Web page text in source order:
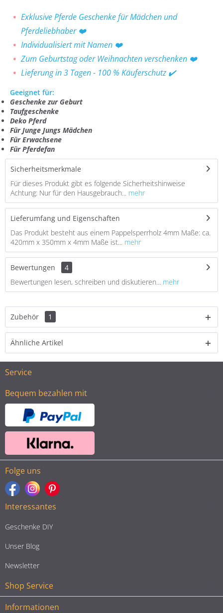
Exklusive Pferde Geschenke für Mädchen und
Pferdeliebhaber ❤️
Individualisiert mit Namen ❤️
Zum Geburtstag oder Weihnachten verschenken ❤️
Lieferung in 3 Tagen - 100 % Käuferschutz ✔️
Geeignet für:
Geschenke zur Geburt
Taufgeschenke
Deko Pferd
Für Junge Jungs Mädchen
Für Erwachsene
Für Pferdefan
Sicherheitsmerkmale
Für dieses Produkt gibt es folgende Sicherheitshinweise
Achtung: Nur für den Hausgebrauch...
mehr
Lieferumfang und Eigenschaften
Das Produkt besteht aus einem Pappelsperrholz 4mm Maße: ca.
420mm x 350mm x 4mm Maße ist...
mehr
Bewertungen
4
Bewertungen lesen, schreiben und diskutieren...
mehr
Zubehör 1
Ähnliche Artikel
Service
Bequem bezahlen mit
Folge uns
Interessantes
Geschenke DIY
Unser Blog
Newsletter
Shop Service
Informationen